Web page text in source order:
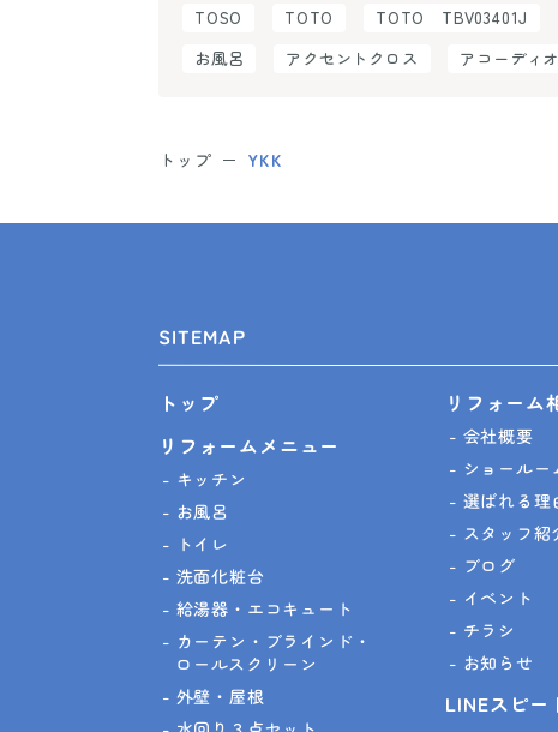
TOSO
TOTO TOTO TBV03401J
お風呂
アクセントクロス アコーディ
トップ YKK
SITEMAP
トップ
リフォームメニュー
キッチン
お風呂
トイレ
洗面化粧台
給湯器・エコキュート
カーテン・ブラインド・
ロールスクリーン
外壁・屋根
リフォーム
会社概要
ショールー
選ばれる理
スタッフ紹
ブログ
イベント
チラシ
お知らせ
LINEスピー